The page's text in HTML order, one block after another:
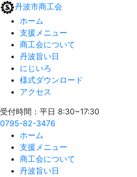
丹波市商工会
ホーム
支援メニュー
商工会について
丹波旨い日
にじいろ
様式ダウンロード
アクセス
受付時間：平日 8:30~17:30
0795-82-3476
ホーム
支援メニュー
商工会について
丹波旨い日